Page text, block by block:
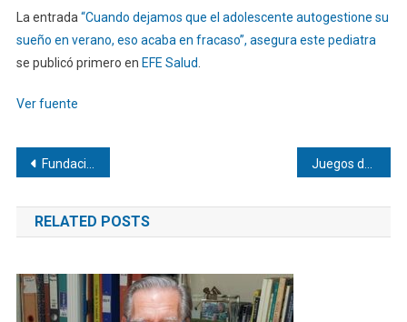
La entrada “Cuando dejamos que el adolescente autogestione su
sueño en verano, eso acaba en fracaso”, asegura este pediatra
se publicó primero en EFE Salud
Ver fuente
Navegación
de
entradas
Fundación Moeve impulsa tres soluciones innovadoras para avanzar hacia una transición ecológica justa
RELATED POSTS